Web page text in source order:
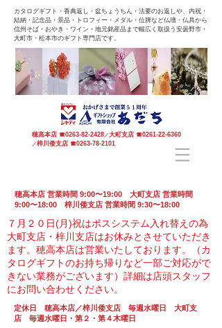
カタログギフト・香典返し・盆ちょうちん・法要のお返しや、内祝・
結納・記念品・景品・トロフィー・メダル・位牌など仏壇・仏具から
信州そば・おやき・ワイン・地元銘産品まで幅広く取扱う安曇野市・
大町市・松本市のギフト専門店です。
穂高本店 ☎0263-82-2428 ／大町支店 ☎0261-22-6360
／梓川倭支店 ☎0263-78-2101
穂高本店 営業時間 9:00〜19:00 大町支店 営業時間
9:00〜18:00 梓川倭支店 営業時間 9:30〜18:00
７月２０日(月)祝はポスシステム入れ替えの為
大町支店・梓川支店はお休みとさせていただき
ます。 穂高本店は営業いたしております。（カ
タログギフトのお持ち帰りなど一部ご対応がで
きない業務がございます） 詳細は店頭スタッフ
にお問い合わせください。
定休日 穂高本店／梓川倭支店 毎週水曜日 大町支
店 毎週水曜日・第２・第４木曜日